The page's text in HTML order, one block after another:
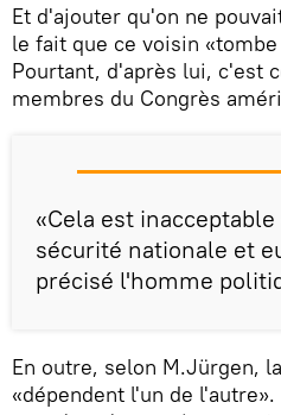
Et d'ajouter qu'on ne
le fait que ce voisin
Pourtant, d'après lui, c'est
membres du Congrès
«Cela est
sécurité nationale et
précisé l'homme
En outre, selon M.Jürgen,
«dépendent l'un de